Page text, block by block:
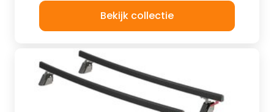
Bekijk collectie